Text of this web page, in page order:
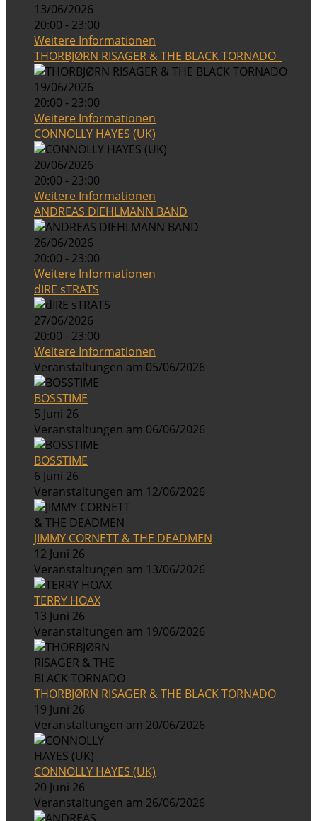
13/06/2026
20:00 - 23:00
Weitere Informationen
THORBJØRN RISAGER & THE BLACK TORNADO
19/06/2026
20:00 - 23:00
Weitere Informationen
CONNOLLY HAYES (UK)
20/06/2026
20:00 - 23:00
Weitere Informationen
ANDREAS DIEHLMANN BAND
26/06/2026
20:00 - 23:00
Weitere Informationen
dIRE sTRATS
27/06/2026
20:00 - 23:00
Weitere Informationen
Veranstaltungen am 05/06/2026
BOSSTIME
5 Juni 26
Veranstaltungen am 06/06/2026
BOSSTIME
6 Juni 26
Veranstaltungen am 12/06/2026
JIMMY CORNETT & THE DEADMEN
12 Juni 26
Veranstaltungen am 13/06/2026
TERRY HOAX
13 Juni 26
Veranstaltungen am 19/06/2026
THORBJØRN RISAGER & THE BLACK TORNADO
19 Juni 26
Veranstaltungen am 20/06/2026
CONNOLLY HAYES (UK)
20 Juni 26
Veranstaltungen am 26/06/2026